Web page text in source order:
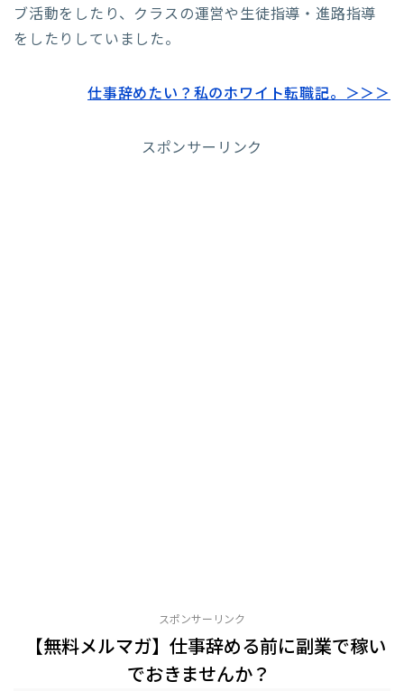
ブ活動をしたり、クラスの運営や生徒指導・進路指導
をしたりしていました。
仕事辞めたい？私のホワイト転職記。＞＞＞
スポンサーリンク
スポンサーリンク
【無料メルマガ】仕事辞める前に副業で稼い
でおきませんか？